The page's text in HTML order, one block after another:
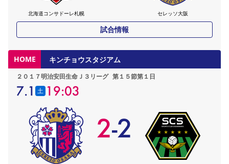
北海道コンサドーレ札幌 セレッソ大阪
試合情報
HOME キンチョウスタジアム
２０１７明治安田生命Ｊ３リーグ 第１５節第１日
7.1 土 19:03
2-2